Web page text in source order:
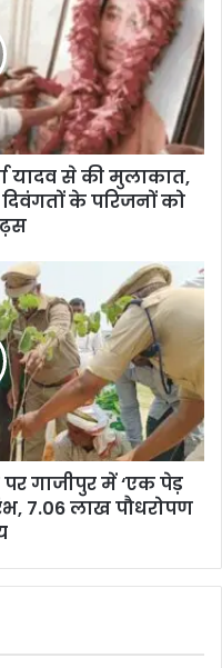
यादव से की मुलाकात,
के परिजनों को
पर गाजीपुर में ‘एक पेड़
7.06 लाख पौधरोपण